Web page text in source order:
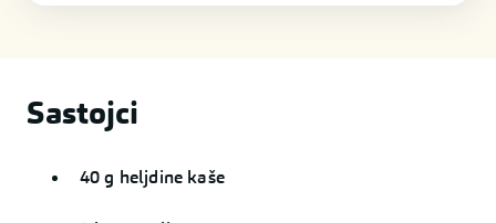
Sastojci
40 g heljdine kaše